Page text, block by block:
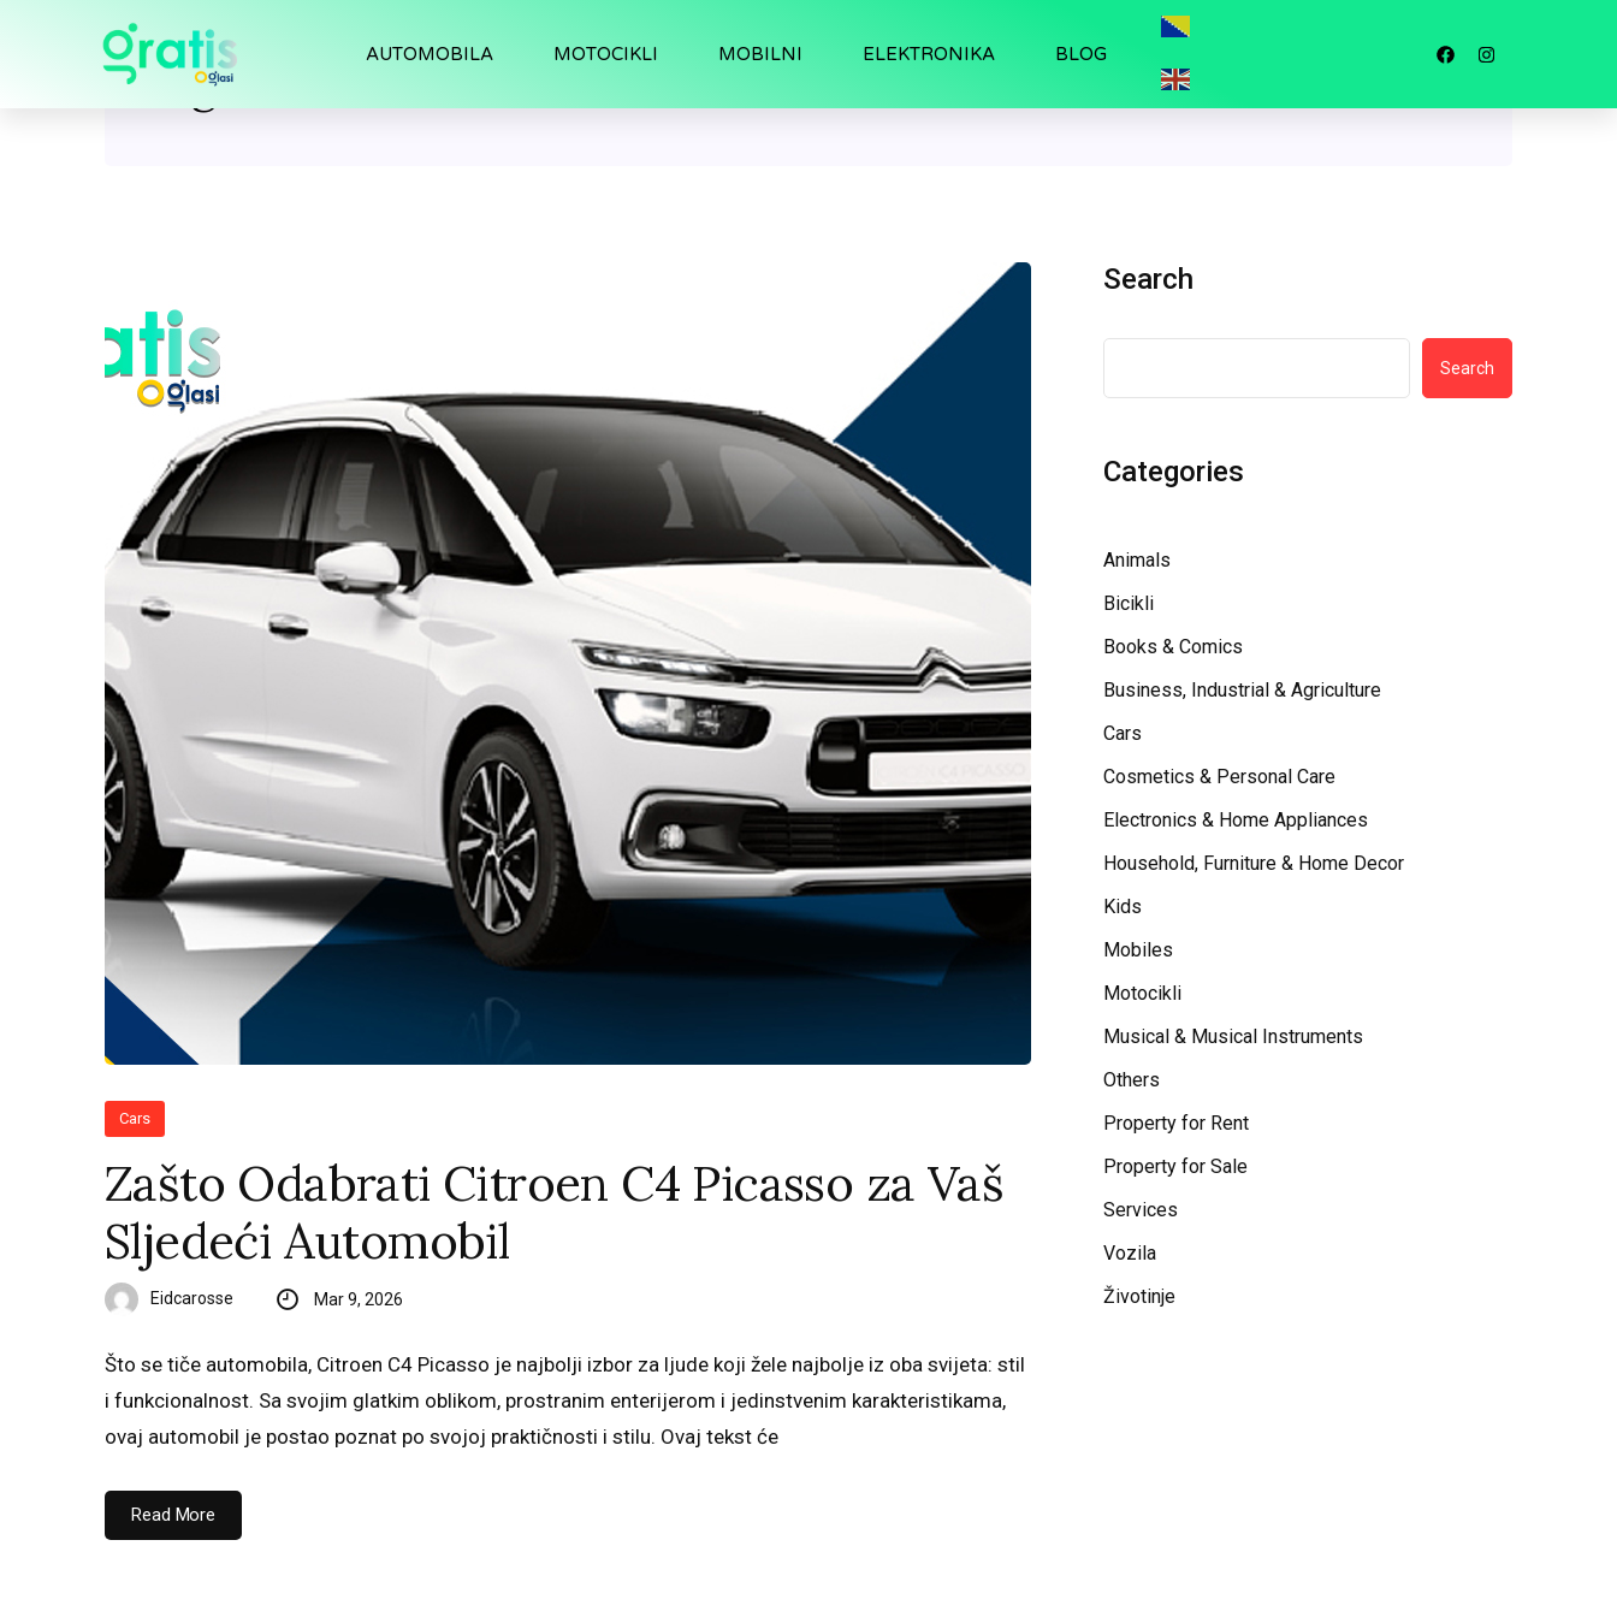
AUTOMOBILA MOTOCIKLI MOBILNI ELEKTRONIKA BLOG
Tag:
Cars
Zašto Odabrati Citroen C4 Picasso za Vaš
Sljedeći Automobil
Eidcarosse Mar 9, 2026
Što se tiče automobila, Citroen C4 Picasso je najbolji izbor za ljude koji žele najbolje iz oba svijeta: stil
i funkcionalnost. Sa svojim glatkim oblikom, prostranim enterijerom i jedinstvenim karakteristikama,
ovaj automobil je postao poznat po svojoj praktičnosti i stilu. Ovaj tekst će
Read More
Search
Search
Categories
Animals
Bicikli
Books & Comics
Business, Industrial & Agriculture
Cars
Cosmetics & Personal Care
Electronics & Home Appliances
Household, Furniture & Home Decor
Kids
Mobiles
Motocikli
Musical & Musical Instruments
Others
Property for Rent
Property for Sale
Services
Vozila
Životinje